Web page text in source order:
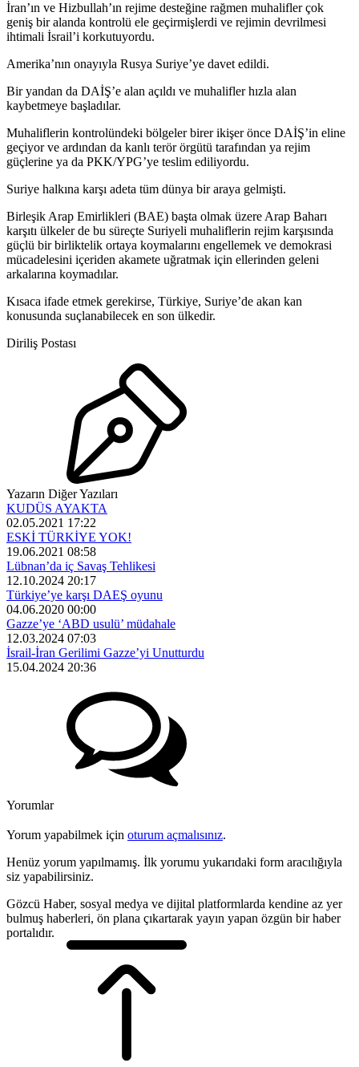
İran’ın ve Hizbullah’ın rejime desteğine rağmen muhalifler çok
geniş bir alanda kontrolü ele geçirmişlerdi ve rejimin devrilmesi
ihtimali İsrail’i korkutuyordu.
Amerika’nın onayıyla Rusya Suriye’ye davet edildi.
Bir yandan da DAİŞ’e alan açıldı ve muhalifler hızla alan
kaybetmeye başladılar.
Muhaliflerin kontrolündeki bölgeler birer ikişer önce DAİŞ’in eline
geçiyor ve ardından da kanlı terör örgütü tarafından ya rejim
güçlerine ya da PKK/YPG’ye teslim ediliyordu.
Suriye halkına karşı adeta tüm dünya bir araya gelmişti.
Birleşik Arap Emirlikleri (BAE) başta olmak üzere Arap Baharı
karşıtı ülkeler de bu süreçte Suriyeli muhaliflerin rejim karşısında
güçlü bir birliktelik ortaya koymalarını engellemek ve demokrasi
mücadelesini içeriden akamete uğratmak için ellerinden geleni
arkalarına koymadılar.
Kısaca ifade etmek gerekirse, Türkiye, Suriye’de akan kan
konusunda suçlanabilecek en son ülkedir.
Diriliş Postası
Yazarın Diğer Yazıları
KUDÜS AYAKTA
02.05.2021 17:22
ESKİ TÜRKİYE YOK!
19.06.2021 08:58
Lübnan’da iç Savaş Tehlikesi
12.10.2024 20:17
Türkiye’ye karşı DAEŞ oyunu
04.06.2020 00:00
Gazze’ye ‘ABD usulü’ müdahale
12.03.2024 07:03
İsrail-İran Gerilimi Gazze’yi Unutturdu
15.04.2024 20:36
Yorumlar
Yorum yapabilmek için oturum açmalısınız.
Henüz yorum yapılmamış. İlk yorumu yukarıdaki form aracılığıyla
siz yapabilirsiniz.
Gözcü Haber, sosyal medya ve dijital platformlarda kendine az yer
bulmuş haberleri, ön plana çıkartarak yayın yapan özgün bir haber
portalıdır.